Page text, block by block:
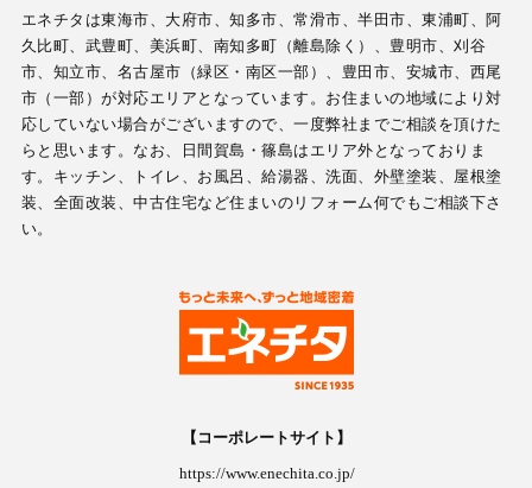
エネチタは東海市、大府市、知多市、常滑市、半田市、東浦町、阿
久比町、武豊町、美浜町、南知多町（離島除く）、豊明市、刈谷
市、知立市、名古屋市（緑区・南区一部）、豊田市、安城市、西尾
市（一部）が対応エリアとなっています。お住まいの地域により対
応していない場合がございますので、一度弊社までご相談を頂けた
らと思います。なお、日間賀島・篠島はエリア外となっておりま
す。キッチン、トイレ、お風呂、給湯器、洗面、外壁塗装、屋根塗
装、全面改装、中古住宅など住まいのリフォーム何でもご相談下さ
い。
【コーポレートサイト】
https://www.enechita.co.jp/